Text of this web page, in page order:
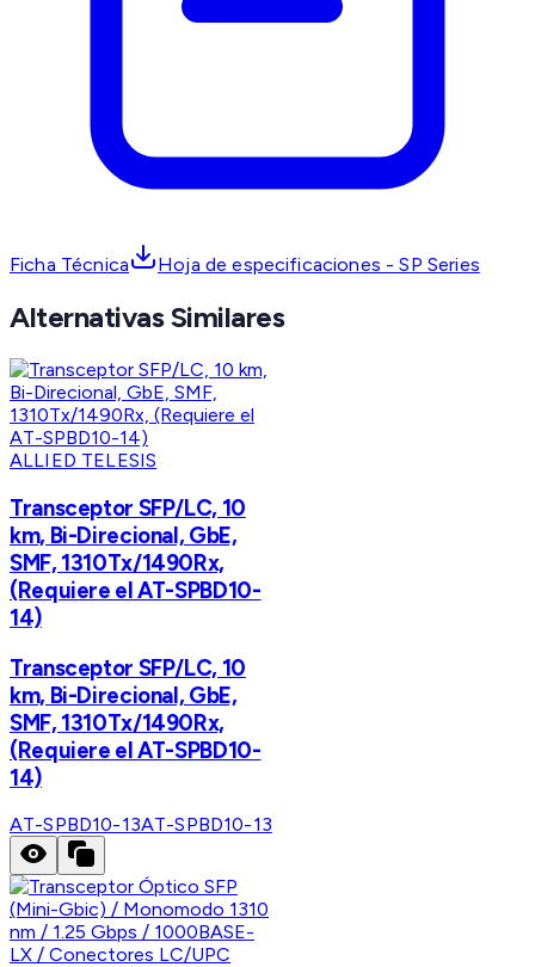
Ficha Técnica Hoja de especificaciones - SP Series
Alternativas Similares
ALLIED TELESIS
Transceptor SFP/LC, 10
km, Bi-Direcional, GbE,
SMF, 1310Tx/1490Rx,
(Requiere el AT-SPBD10-
14)
Transceptor SFP/LC, 10
km, Bi-Direcional, GbE,
SMF, 1310Tx/1490Rx,
(Requiere el AT-SPBD10-
14)
AT-SPBD10-13AT-SPBD10-13